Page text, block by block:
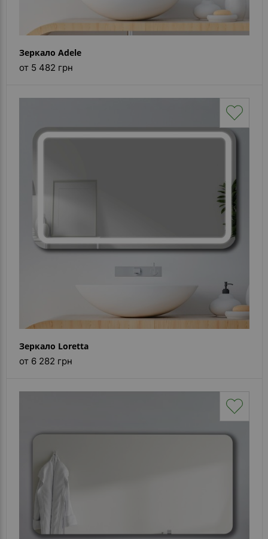
Зеркало Adele
от 5 482 грн
Зеркало Loretta
от 6 282 грн